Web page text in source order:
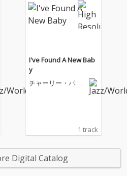
I've Found A New Bab
y
チャーリー・パー
1 track
Digital Catalog